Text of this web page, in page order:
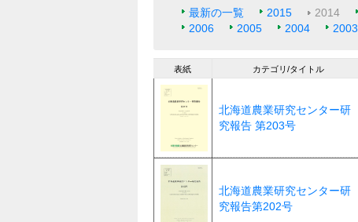
最新の一覧 2015 2014
2006
2005 2004 2003
表紙 カテゴリ/タイトル
北海道農業研究センター研
究報告 第203号
北海道農業研究センター研
究報告第202号